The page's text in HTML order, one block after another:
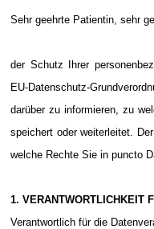
Sehr geehrte Patientin, sehr
der Schutz Ihrer
EU-Datenschutz-
darüber zu informieren, zu
speichert oder weiterleitet.
welche Rechte Sie in puncto
1. VERANTWORTLICHKEIT
Verantwortlich für die